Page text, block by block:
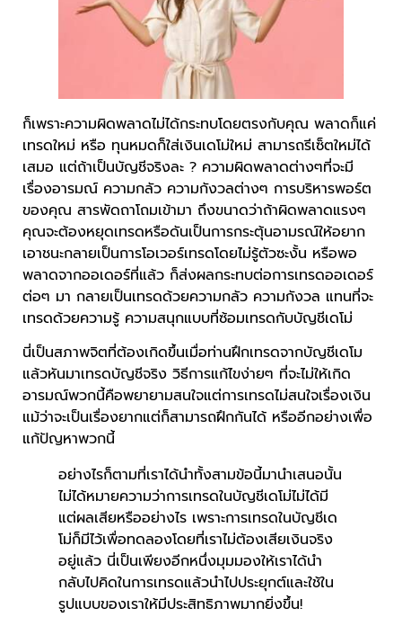
ก็เพราะความผิดพลาดไม่ได้กระทบโดยตรงกับคุณ พลาดก็แค่
เทรดใหม่ หรือ ทุนหมดก็ใส่เงินเดโม่ใหม่ สามารถรีเซ็ตใหม่ได้
เสมอ แต่ถ้าเป็นบัญชีจริงละ ? ความผิดพลาดต่างๆที่จะมี
เรื่องอารมณ์ ความกลัว ความกังวลต่างๆ การบริหารพอร์ต
ของคุณ สารพัดถาโถมเข้ามา ถึงขนาดว่าถ้าผิดพลาดแรงๆ
คุณจะต้องหยุดเทรดหรือดันเป็นการกระตุ้นอามรณ์ให้อยาก
เอาชนะกลายเป็นการโอเวอร์เทรดโดยไม่รู้ตัวซะงั้น หรือพอ
พลาดจากออเดอร์ที่แล้ว ก็ส่งผลกระทบต่อการเทรดออเดอร์
ต่อๆ มา กลายเป็นเทรดด้วยความกลัว ความกังวล แทนที่จะ
เทรดด้วยความรู้ ความสนุกแบบที่ซ้อมเทรดกับบัญชีเดโม่
นี่เป็นสภาพจิตที่ต้องเกิดขึ้นเมื่อท่านฝึกเทรดจากบัญชีเดโม
แล้วหันมาเทรดบัญชีจริง วิธีการแก้ไขง่ายๆ ที่จะไม่ให้เกิด
อารมณ์พวกนี้คือพยายามสนใจแต่การเทรดไม่สนใจเรื่องเงิน
แม้ว่าจะเป็นเรื่องยากแต่ก็สามารถฝึกกันได้ หรืออีกอย่างเพื่อ
แก้ปัญหาพวกนี้
อย่างไรก็ตามที่เราได้นำทั้งสามข้อนี้มานำเสนอนั้น
ไม่ได้หมายความว่าการเทรดในบัญชีเดโม่ไม่ได้มี
แต่ผลเสียหรืออย่างไร เพราะการเทรดในบัญชีเด
โม่ก็มีไว้เพื่อทดลองโดยที่เราไม่ต้องเสียเงินจริง
อยู่แล้ว นี่เป็นเพียงอีกหนึ่งมุมมองให้เราได้นำ
กลับไปคิดในการเทรดแล้วนำไปประยุกต์และใช้ใน
รูปแบบของเราให้มีประสิทธิภาพมากยิ่งขึ้น!